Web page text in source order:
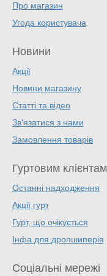
Про магазин
Угода користувача
Новини
Акції
Новини магазину
Статті та відео
Зв'язатися з нами
Замовлення товарів
Гуртовим клієнтам
Останні надходження
Акції гурт
Гурт, що очікується
Інфа для дропшиперів
Соціальні мережі